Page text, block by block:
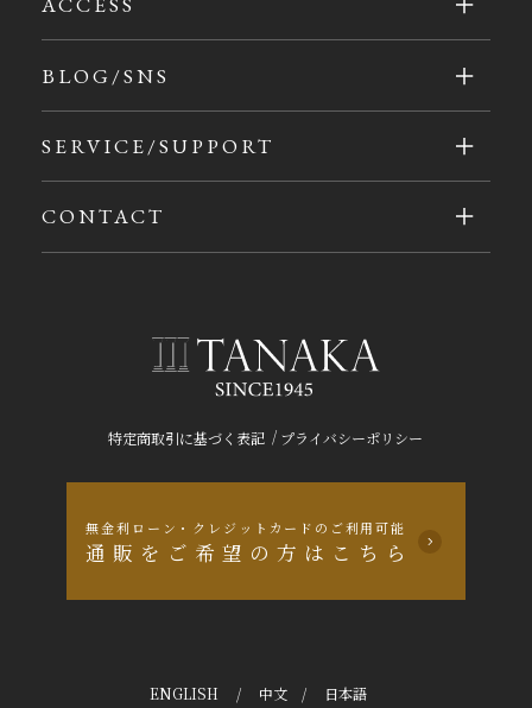
特定商取引に基づく表記 / プライバシーポリシー
無金利ローン・クレジットカードのご利用可能
通販をご希望の方はこちら
BLOG/SNS
SERVICE/SUPPORT
CONTACT
ENGLISH / 中文 / 日本語